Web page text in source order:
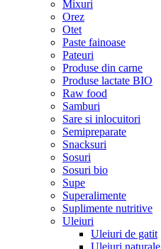
Mixuri
Orez
Otet
Paste fainoase
Pateuri
Produse din carne
Produse lactate BIO
Raw food
Samburi
Sare si inlocuitori
Semipreparate
Snacksuri
Sosuri
Sosuri bio
Supe
Superalimente
Suplimente nutritive
Uleiuri
Uleiuri de gatit
Uleiuri naturale